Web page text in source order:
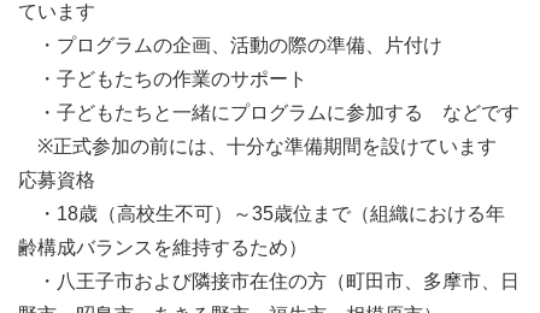
ています
・プログラムの企画、活動の際の準備、片付け
・子どもたちの作業のサポート
・子どもたちと一緒にプログラムに参加する などです
※正式参加の前には、十分な準備期間を設けています
応募資格
・18歳（高校生不可）～35歳位まで（組織における年
齢構成バランスを維持するため）
・八王子市および隣接市在住の方（町田市、多摩市、日